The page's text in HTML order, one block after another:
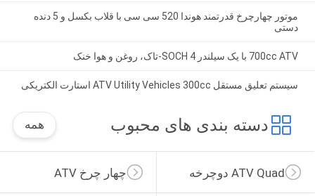
موتور چهارچرخ قدرتمند هوندا 520 سی سی با قلاب بکسل و 5 دنده
دستی
700cc ATV با یک سیلندر SOCH 4-تاک، روغن و هوا خنک
سیستم تعلیق مستقل ATV Utility Vehicles 300cc استارت الکتریکی
دسته بندی های محبوب همه
چهار چرخ ATV ATV Quad دوچرخه